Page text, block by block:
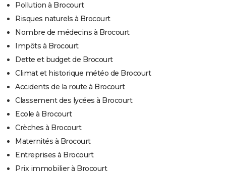
Pollution à Brocourt
Risques naturels à Brocourt
Nombre de médecins à Brocourt
Impôts à Brocourt
Dette et budget de Brocourt
Climat et historique météo de Brocourt
Accidents de la route à Brocourt
Classement des lycées à Brocourt
Ecole à Brocourt
Crèches à Brocourt
Maternités à Brocourt
Entreprises à Brocourt
Prix immobilier à Brocourt